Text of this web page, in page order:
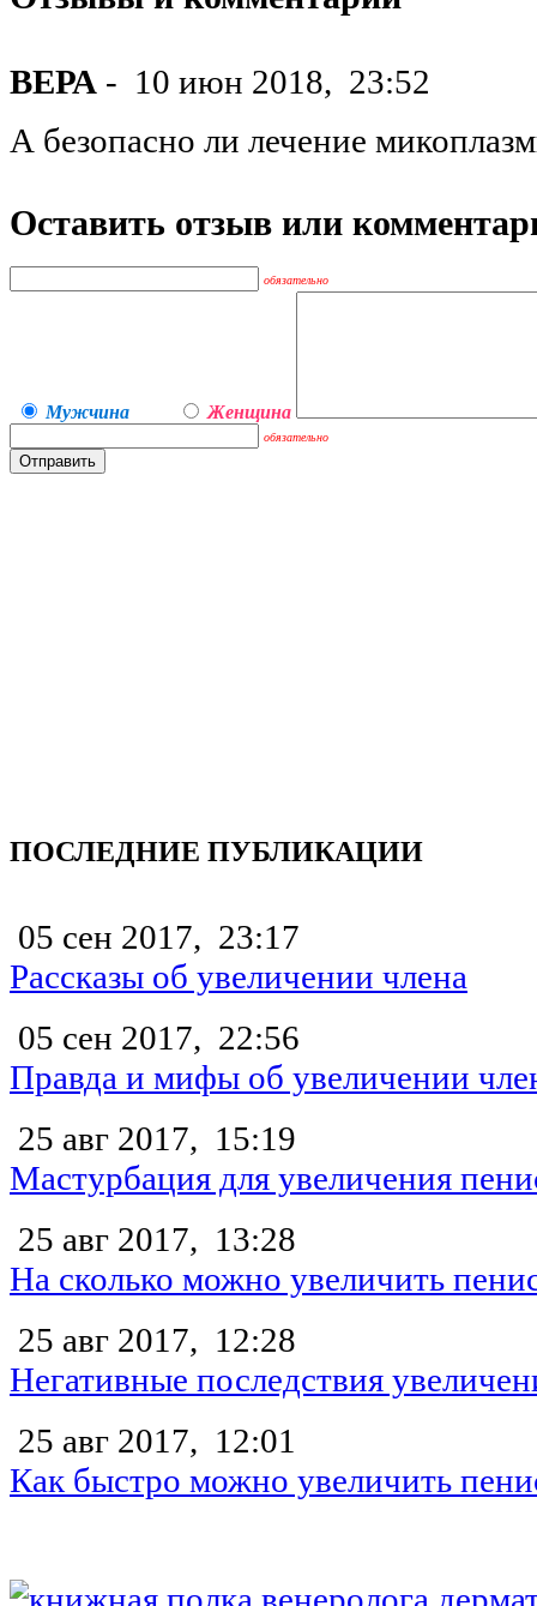
ВЕРА - 10 июн 2018, 23:52
А безопасно ли лечение
Оставить отзыв или
обязательно
Мужчина Женщина
обязательно
ПОСЛЕДНИЕ ПУБЛИКАЦИИ
05 сен 2017, 23:17
Рассказы об увеличении члена
05 сен 2017, 22:56
Правда и мифы об увеличении
25 авг 2017, 15:19
Мастурбация для увеличения
25 авг 2017, 13:28
На сколько можно увеличить
25 авг 2017, 12:28
Негативные последствия
25 авг 2017, 12:01
Как быстро можно увеличить